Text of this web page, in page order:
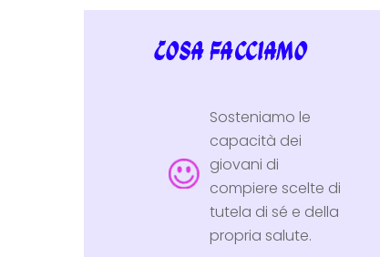
Cosa facciamo
Sosteniamo le
capacità dei
giovani di
compiere scelte di
tutela di sé e della
propria salute.